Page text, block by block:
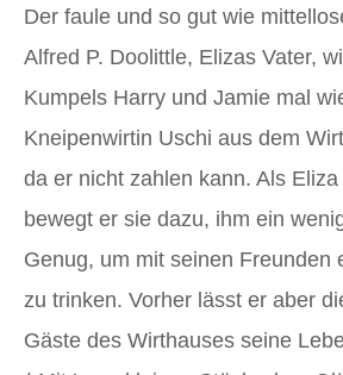
Der faule und so gut wie
Alfred P. Doolittle, Elizas Vater,
Kumpels Harry und Jamie mal
Kneipenwirtin Uschi aus dem
da er nicht zahlen kann. Als
bewegt er sie dazu, ihm ein
Genug, um mit seinen Freunden
zu trinken. Vorher lässt er aber
Gäste des Wirthauses seine